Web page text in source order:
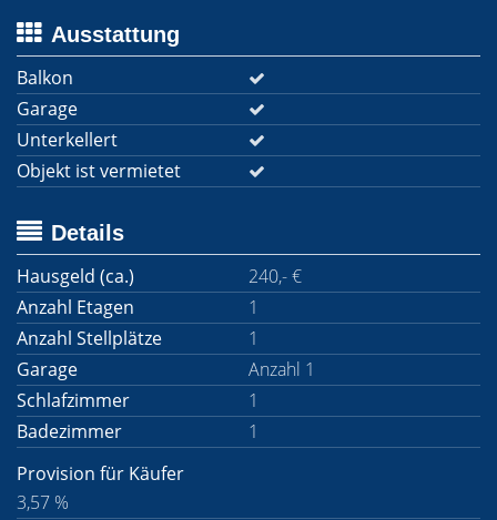
Ausstattung
Balkon
Garage
Unterkellert
Objekt ist vermietet
Details
Hausgeld (ca.)
240,- €
Anzahl Etagen
1
Anzahl Stellplätze
1
Garage
Anzahl 1
Schlafzimmer
1
Badezimmer
1
Provision für Käufer
3,57 %